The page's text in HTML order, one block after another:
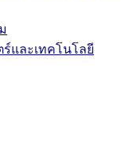
และเทคโนโลยี